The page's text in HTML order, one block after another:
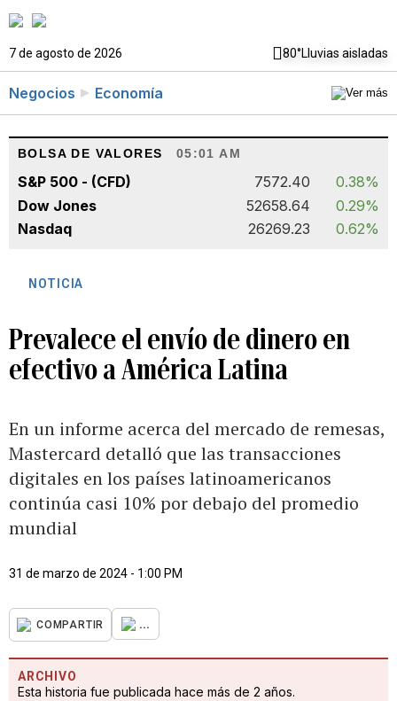
7 de agosto de 2026 80°Lluvias aisladas
Negocios Economía
BOLSA DE VALORES 05:01 AM
S&P 500 - (CFD) 7572.40
0.38%
Dow Jones
52658.64
0.29%
Nasdaq
26269.23 0.62%
NOTICIA
Prevalece el envío de dinero en
efectivo a América Latina
En un informe acerca del mercado de remesas,
Mastercard detalló que las transacciones
digitales en los países latinoamericanos
continúa casi 10% por debajo del promedio
mundial
31 de marzo de 2024 - 1:00 PM
COMPARTIR ...
ARCHIVO
Esta historia fue publicada hace más de 2 años.